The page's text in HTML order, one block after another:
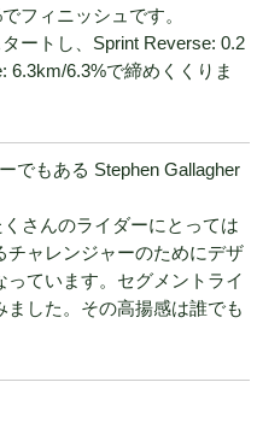
フィニッシュです。
ートし、Sprint Reverse: 0.2
6.3km/6.3%で締めくくりま
でもある Stephen Gallagher
さんのライダーにとっては
ャレンジャーのためにデザ
ています。セグメントライ
した。その高揚感は誰でも